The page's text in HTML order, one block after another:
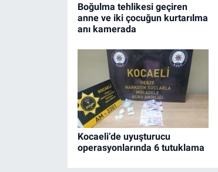
Boğulma tehlikesi geçiren
anne ve iki çocuğun kurtarılma
anı kamerada
Kocaeli’de uyuşturucu
operasyonlarında 6 tutuklama